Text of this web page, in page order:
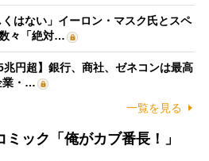
くはない」イーロン・マスク氏とスペ
々「絶対…
兆円超】銀行、商社、ゼネコンは最高
業・…
一覧を見る
ック「俺がカブ番長！」